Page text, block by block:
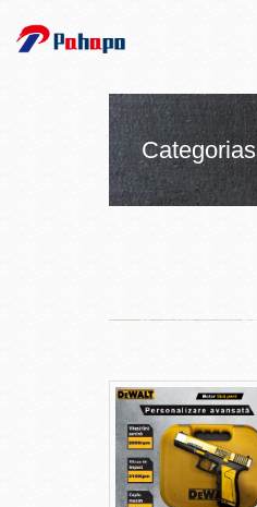
Categorias